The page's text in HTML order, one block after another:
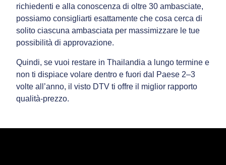
richiedenti e alla conoscenza di oltre 30 ambasciate,
possiamo consigliarti esattamente che cosa cerca di
solito ciascuna ambasciata per massimizzare le tue
possibilità di approvazione.
Quindi, se vuoi restare in Thailandia a lungo termine e
non ti dispiace volare dentro e fuori dal Paese 2–3
volte all’anno, il visto DTV ti offre il miglior rapporto
qualità-prezzo.